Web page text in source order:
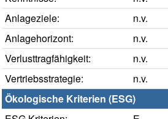
Anlageziele:
n.v.
Anlagehorizont:
n.v.
Verlusttragfähigkeit:
n.v.
Vertriebsstrategie:
n.v.
Ökologische Kriterien (ESG)